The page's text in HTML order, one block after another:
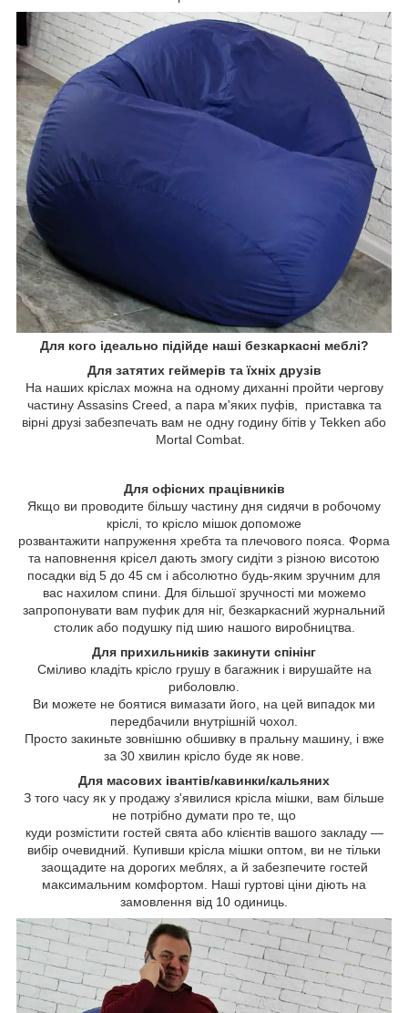
Для кого ідеально підійде наші безкаркасні меблі?
Для затятих геймерів та їхніх друзів
На наших кріслах можна на одному диханні пройти чергову
частину Assasins Creed, а пара м'яких пуфів, приставка та
вірні друзі забезпечать вам не одну годину бітів у Tekken або
Mortal Combat.
Для офісних працівників
Якщо ви проводите більшу частину дня сидячи в робочому
кріслі, то крісло мішок допоможе
розвантажити напруження хребта та плечового пояса. Форма
та наповнення крісел дають змогу сидіти з різною висотою
посадки від 5 до 45 см і абсолютно будь-яким зручним для
вас нахилом спини. Для більшої зручності ми можемо
запропонувати вам пуфик для ніг, безкаркасний журнальний
столик або подушку під шию нашого виробництва.
Для прихильників закинути спінінг
Сміливо кладіть крісло грушу в багажник і вирушайте на
риболовлю.
Ви можете не боятися вимазати його, на цей випадок ми
передбачили внутрішній чохол.
Просто закиньте зовнішню обшивку в пральну машину, і вже
за 30 хвилин крісло буде як нове.
Для масових івантів/кавинки/кальяних
З того часу як у продажу з'явилися крісла мішки, вам більше
не потрібно думати про те, що
куди розмістити гостей свята або клієнтів вашого закладу —
вибір очевидний. Купивши крісла мішки оптом, ви не тільки
заощадите на дорогих меблях, а й забезпечите гостей
максимальним комфортом. Наші гуртові ціни діють на
замовлення від 10 одиниць.